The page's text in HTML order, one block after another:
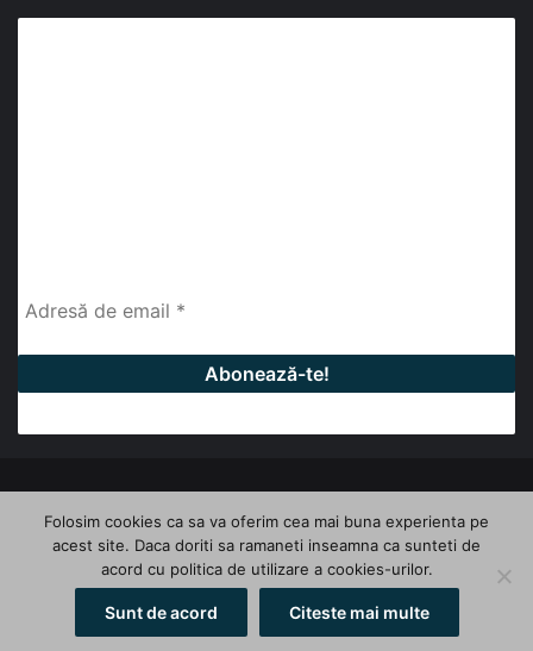
FacebookLinkedInYouTube
Folosim cookies ca sa va oferim cea mai buna experienta pe
acest site. Daca doriti sa ramaneti inseamna ca sunteti de
acord cu politica de utilizare a cookies-urilor.
Sunt de acord Citeste mai multe